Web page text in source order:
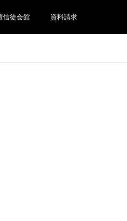
信徒会館 資料請求